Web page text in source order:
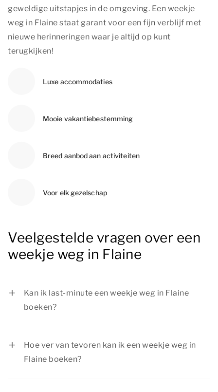
geweldige uitstapjes in de omgeving. Een weekje
weg in Flaine staat garant voor een fijn verblijf met
nieuwe herinneringen waar je altijd op kunt
terugkijken!
Luxe accommodaties
Mooie vakantiebestemming
Breed aanbod aan activiteiten
Voor elk gezelschap
Veelgestelde vragen over een
weekje weg in Flaine
Kan ik last-minute een weekje weg in Flaine
boeken?
Hoe ver van tevoren kan ik een weekje weg in
Flaine boeken?